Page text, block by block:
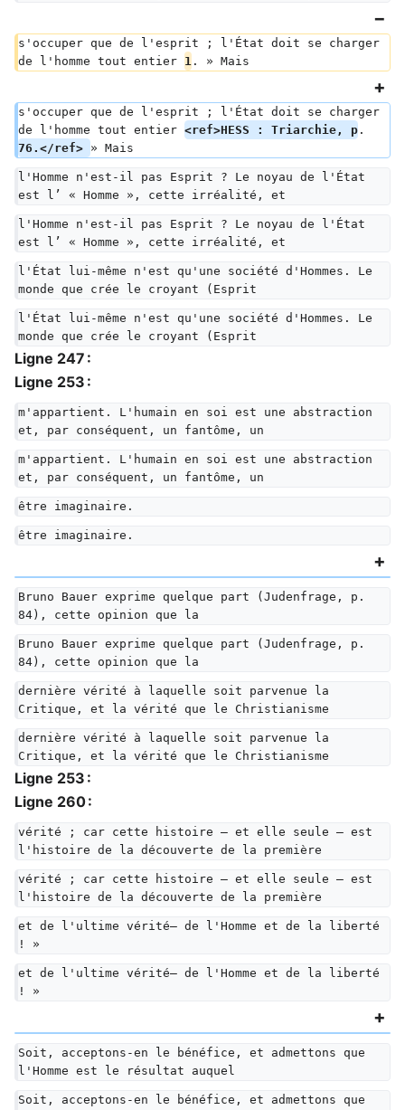
s'occuper que de l'esprit ; l'État doit se charger
de l'homme tout entier 1 . » Mais
s'occuper que de l'esprit ; l'État doit se charger
de l'homme tout entier <ref>HESS : Triarchie, p .
76.</ref> » Mais
l'Homme n'est-il pas Esprit ? Le noyau de l'État
est l’ « Homme », cette irréalité, et
l'Homme n'est-il pas Esprit ? Le noyau de l'État
est l’ « Homme », cette irréalité, et
l'État lui-même n'est qu'une société d'Hommes. Le
monde que crée le croyant (Esprit
l'État lui-même n'est qu'une société d'Hommes. Le
monde que crée le croyant (Esprit
Ligne 247 :
Ligne 253 :
m'appartient. L'humain en soi est une abstraction
et, par conséquent, un fantôme, un
m'appartient. L'humain en soi est une abstraction
et, par conséquent, un fantôme, un
être imaginaire.
être imaginaire.
Bruno Bauer exprime quelque part (Judenfrage, p.
84), cette opinion que la
Bruno Bauer exprime quelque part (Judenfrage, p.
84), cette opinion que la
dernière vérité à laquelle soit parvenue la
Critique, et la vérité que le Christianisme
dernière vérité à laquelle soit parvenue la
Critique, et la vérité que le Christianisme
Ligne 253 :
Ligne 260 :
vérité ; car cette histoire — et elle seule — est
l'histoire de la découverte de la première
vérité ; car cette histoire — et elle seule — est
l'histoire de la découverte de la première
et de l'ultime vérité— de l'Homme et de la liberté
! »
et de l'ultime vérité— de l'Homme et de la liberté
! »
Soit, acceptons-en le bénéfice, et admettons que
l'Homme est le résultat auquel
Soit, acceptons-en le bénéfice, et admettons que